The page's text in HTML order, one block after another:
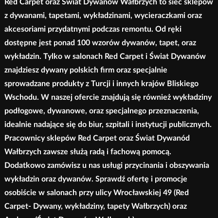
Red Carpet oraz Świat Dywanów Wałbrzych to sieć sklepów
z dywanami, tapetami, wykładzinami, wycieraczkami oraz
akcesoriami przydatnymi podczas remontu. Od ręki
dostępne jest ponad 100 wzorów dywanów, tapet, oraz
wykładzin. Tylko w salonach Red Carpet i Świat Dywanów
znajdziesz dywany polskich firm oraz specjalnie
sprowadzane produkty z Turcji i innych krajów Bliskiego
Wschodu. W naszej ofercie znajdują się również wykładziny
podłogowe, dywanowe, oraz specjalnego przeznaczenia,
idealnie nadające się do biur, szpitali i instytucji publicznych.
Pracownicy sklepów Red Carpet oraz Świat Dywanód
Wałbrzych zawsze służą radą i fachową pomocą.
Dodatkowo zamówisz u nas usługi przycinania i obszywania
wykładzin oraz dywanów. Sprawdź ofertę i promocje
osobiście w salonach przy ulicy Wrocławskiej 49 (Red
Carpet- Dywany, wykładziny, tapety Wałbrzych) oraz